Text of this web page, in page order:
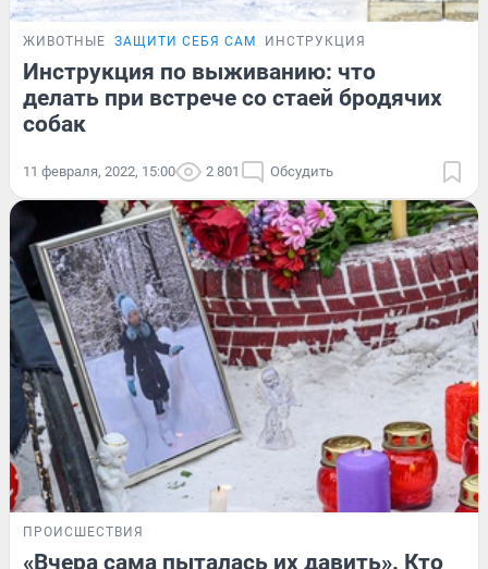
ЖИВОТНЫЕ ЗАЩИТИ СЕБЯ САМ ИНСТРУКЦИЯ
Инструкция по выживанию: что
делать при встрече со стаей бродячих
собак
11 февраля, 2022, 15:00 2 801 Обсудить
ПРОИСШЕСТВИЯ
«Вчера сама пыталась их давить». Кто